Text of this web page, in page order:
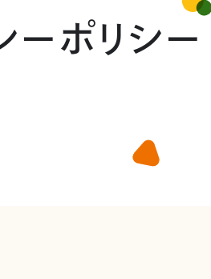
ーポリシー